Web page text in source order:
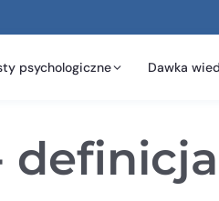
psychologiczne Dawka
definicja